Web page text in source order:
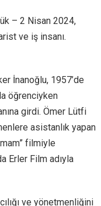
– 2 Nisan 2024,
ve iş insanı.
İnanoğlu, 1957’de
öğrenciyken
girdi. Ömer Lütfi
asistanlık yapan
filmiyle
Erler Film adıyla
ve yönetmenliğini